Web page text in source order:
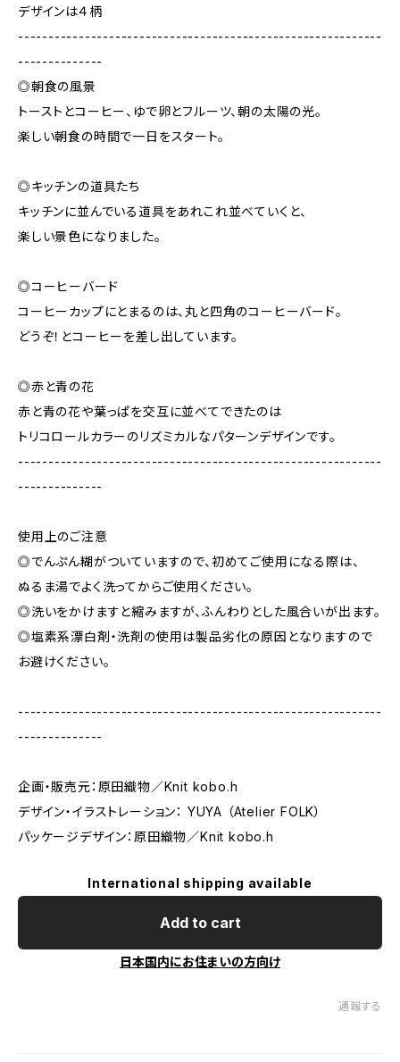
デザインは４柄
------------------------------------------------------------
--------------
◎朝食の風景
トーストとコーヒー、ゆで卵とフルーツ、朝の太陽の光。
楽しい朝食の時間で一日をスタート。
◎キッチンの道具たち
キッチンに並んでいる道具をあれこれ並べていくと、
楽しい景色になりました。
◎コーヒーバード
コーヒーカップにとまるのは、丸と四角のコーヒーバード。
どうぞ！とコーヒーを差し出しています。
◎赤と青の花
赤と青の花や葉っぱを交互に並べてできたのは
トリコロールカラーのリズミカルなパターンデザインです。
------------------------------------------------------------
--------------
使用上のご注意
◎でんぷん糊がついていますので、初めてご使用になる際は、
ぬるま湯でよく洗ってからご使用ください。
◎洗いをかけますと縮みますが、ふんわりとした風合いが出ます。
◎塩素系漂白剤・洗剤の使用は製品劣化の原因となりますので
お避けください。
------------------------------------------------------------
--------------
企画・販売元：原田織物／Knit kobo.h
デザイン・イラストレーション： YUYA （Atelier FOLK）
パッケージデザイン：原田織物／Knit kobo.h
International shipping available
Add to cart
日本国内にお住まいの方向け
通報する